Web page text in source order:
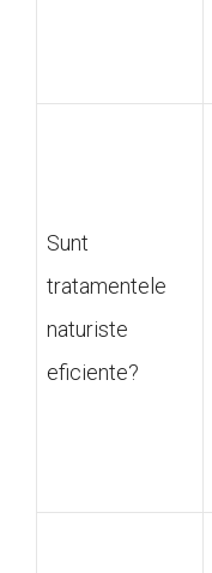
Sunt
tratamentele
naturiste
eficiente?